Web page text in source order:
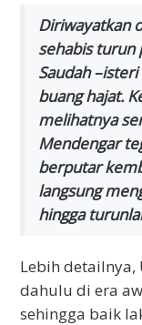
Diriwayatkan
sehabis turun
Saudah
buang hajat.
melihatnya
Mendengar
berputar
langsung
hingga
Lebih detailnya,
dahulu di era
sehingga baik